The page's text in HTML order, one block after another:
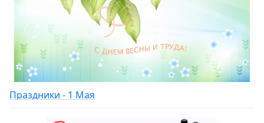
Праздники - 1 Мая